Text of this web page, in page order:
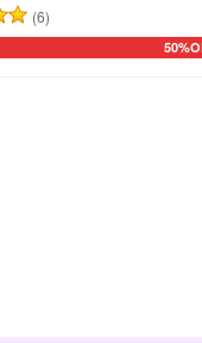
(6)
カート